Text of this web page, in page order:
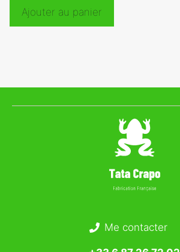
Ajouter au panier
Me contacter